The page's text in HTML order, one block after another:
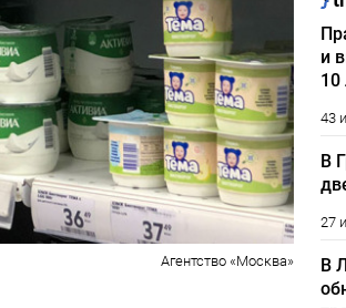
Агентство «Москва»